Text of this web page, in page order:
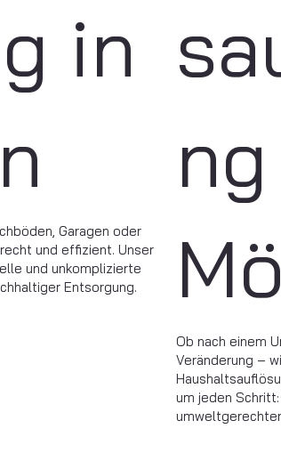
in
Garagen oder
und effizient. Unser
und unkomplizierte
Entsorgung.
Ob nach einem
Veränderung –
um jeden